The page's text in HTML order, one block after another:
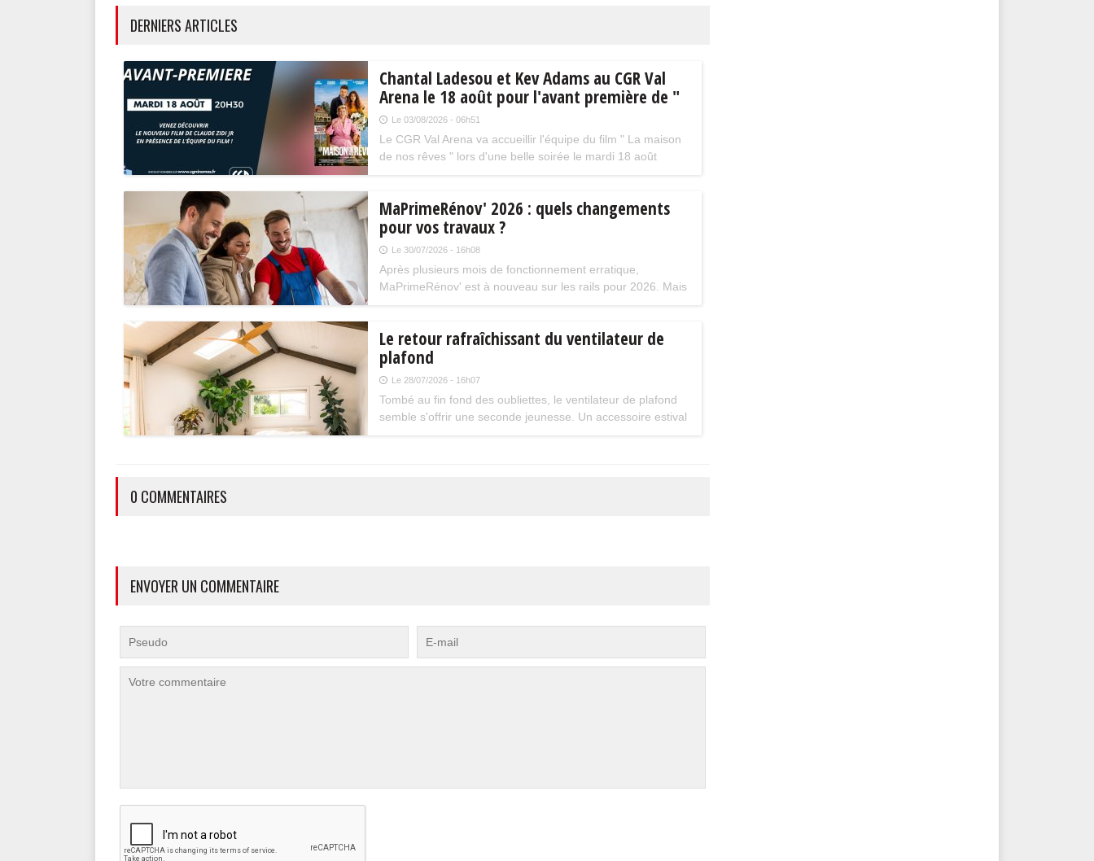
DERNIERS ARTICLES
Chantal Ladesou et Kev Adams au CGR Val
Arena le 18 août pour l'avant première de "
La maison de nos rêves "
Le 03/08/2026 - 06h51
Le CGR Val Arena va accueillir l'équipe du film " La maison
de nos rêves " lors d'une belle soirée le mardi 18 août
MaPrimeRénov' 2026 : quels changements
pour vos travaux ?
Le 30/07/2026 - 16h08
Après plusieurs mois de fonctionnement erratique,
MaPrimeRénov' est à nouveau sur les rails pour 2026. Mais
Le retour rafraîchissant du ventilateur de
plafond
Le 28/07/2026 - 16h07
Tombé au fin fond des oubliettes, le ventilateur de plafond
semble s'offrir une seconde jeunesse. Un accessoire estival
0 COMMENTAIRES
ENVOYER UN COMMENTAIRE